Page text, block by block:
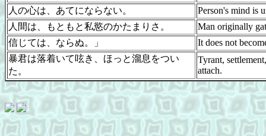
人の心は、あてにならない。
Person's mind is
人間は、もともと私慾のかたまりさ。
Man originally
信じては、ならぬ。」
It does not
暴君は落着いて呟き、ほっと溜息をつい
た。
Tyrant,
attach.